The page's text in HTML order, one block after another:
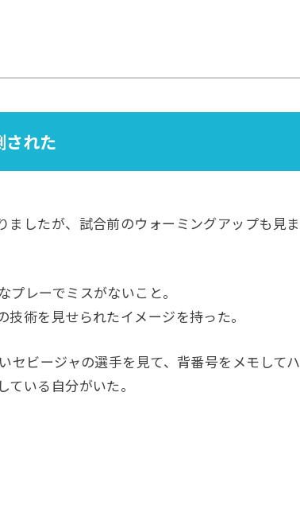
れた
ましたが、試合前のウォーミングアップも見ま
レーでミスがないこと。
術を見せられたイメージを持った。
セビージャの選手を見て、背番号をメモしてハ
いる自分がいた。